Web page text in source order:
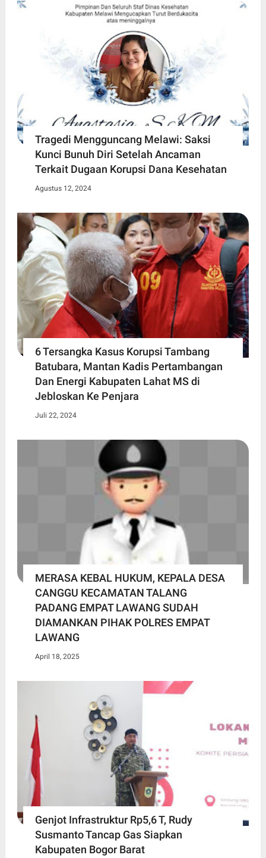
Tragedi Mengguncang Melawi: Saksi
Kunci Bunuh Diri Setelah Ancaman
Terkait Dugaan Korupsi Dana Kesehatan
Agustus 12, 2024
6 Tersangka Kasus Korupsi Tambang
Batubara, Mantan Kadis Pertambangan
Dan Energi Kabupaten Lahat MS di
Jebloskan Ke Penjara
Juli 22, 2024
MERASA KEBAL HUKUM, KEPALA DESA
CANGGU KECAMATAN TALANG
PADANG EMPAT LAWANG SUDAH
DIAMANKAN PIHAK POLRES EMPAT
LAWANG
April 18, 2025
Genjot Infrastruktur Rp5,6 T, Rudy
Susmanto Tancap Gas Siapkan
Kabupaten Bogor Barat